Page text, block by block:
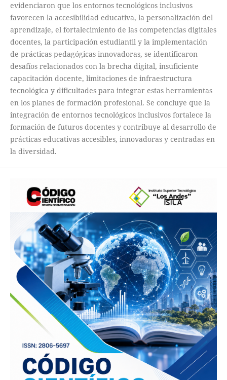
evidenciaron que los entornos tecnológicos inclusivos
favorecen la accesibilidad educativa, la personalización del
aprendizaje, el fortalecimiento de las competencias digitales
docentes, la participación estudiantil y la implementación
de prácticas pedagógicas innovadoras, se identificaron
desafíos relacionados con la brecha digital, insuficiente
capacitación docente, limitaciones de infraestructura
tecnológica y dificultades para integrar estas herramientas
en los planes de formación profesional. Se concluye que la
integración de entornos tecnológicos inclusivos fortalece la
formación de futuros docentes y contribuye al desarrollo de
prácticas educativas accesibles, innovadoras y centradas en
la diversidad.